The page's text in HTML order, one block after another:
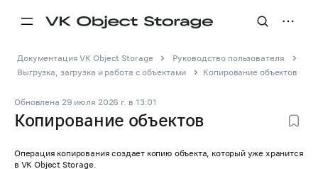
Документация VK Object Storage
Руководство пользователя
Выгрузка, загрузка и работа с объектами
Копирование объектов
Обновлена 29 июля 2026 г. в 13:01
Копирование объектов
Операция копирования создает копию объекта, который уже хранится
в VK Object Storage.